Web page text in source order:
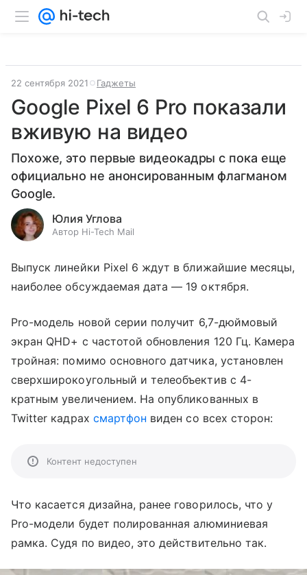
22 сентября 2021 Гаджеты
Google Pixel 6 Pro показали
вживую на видео
Похоже, это первые видеокадры с пока еще
официально не анонсированным флагманом
Google.
Юлия Углова
Автор Hi-Tech Mail
Выпуск линейки Pixel 6 ждут в ближайшие месяцы,
наиболее обсуждаемая дата— 19 октября.
Pro-модель новой серии получит 6,7-дюймовый
экран QHD+ с частотой обновления 120 Гц. Камера
тройная: помимо основного датчика, установлен
сверхширокоугольный и телеобъектив с 4-
кратным увеличением. На опубликованных в
Twitter кадрах смартфон виден со всех сторон:
Контент недоступен
Что касается дизайна, ранее говорилось, что у
Pro-модели будет полированная алюминиевая
рамка. Судя по видео, это действительно так.